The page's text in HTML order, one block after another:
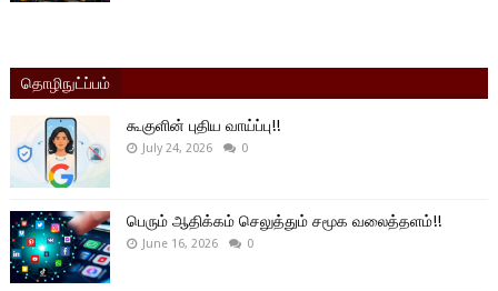
தொழிநுட்ப்பம்
கூகுளின் புதிய வாய்ப்பு!!
July 24, 2026 0
பெரும் ஆதிக்கம் செலுத்தும் சமூக வலைத்தளம்!!
June 16, 2026 0